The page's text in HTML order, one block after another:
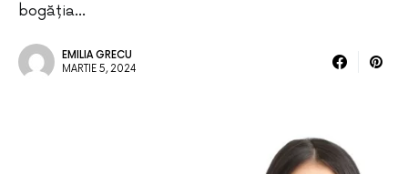
bogăția…
EMILIA GRECU
MARTIE 5, 2024